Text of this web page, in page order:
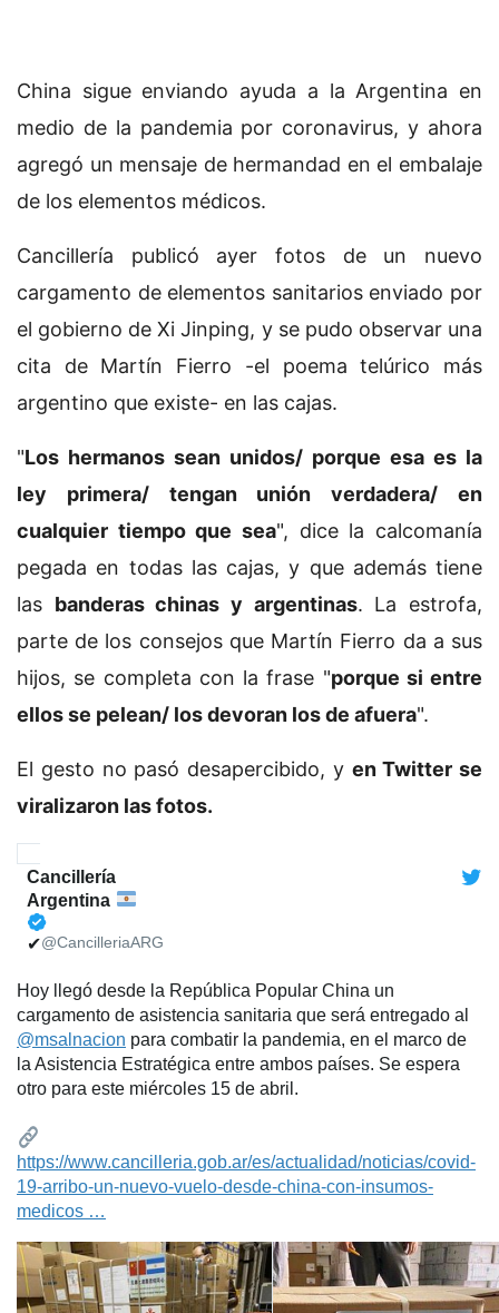
China sigue enviando ayuda a la Argentina en
medio de la pandemia por coronavirus, y ahora
agregó un mensaje de hermandad en el embalaje
de los elementos médicos.
Cancillería publicó ayer fotos de un nuevo
cargamento de elementos sanitarios enviado por
el gobierno de Xi Jinping, y se pudo observar una
cita de Martín Fierro -el poema telúrico más
argentino que existe- en las cajas.
"Los hermanos sean unidos/ porque esa es la
ley primera/ tengan unión verdadera/ en
cualquier tiempo que sea", dice la calcomanía
pegada en todas las cajas, y que además tiene
las banderas chinas y argentinas. La estrofa,
parte de los consejos que Martín Fierro da a sus
hijos, se completa con la frase "porque si entre
ellos se pelean/ los devoran los de afuera".
El gesto no pasó desapercibido, y en Twitter se
viralizaron las fotos.
Cancillería
Argentina
✔@CancilleriaARG
Hoy llegó desde la República Popular China un
cargamento de asistencia sanitaria que será entregado al
@msalnacion para combatir la pandemia, en el marco de
la Asistencia Estratégica entre ambos países. Se espera
otro para este miércoles 15 de abril.
https://www.cancilleria.gob.ar/es/actualidad/noticias/covid-
19-arribo-un-nuevo-vuelo-desde-china-con-insumos-
medicos …
1,057
3:09 PM - Apr 13, 2020